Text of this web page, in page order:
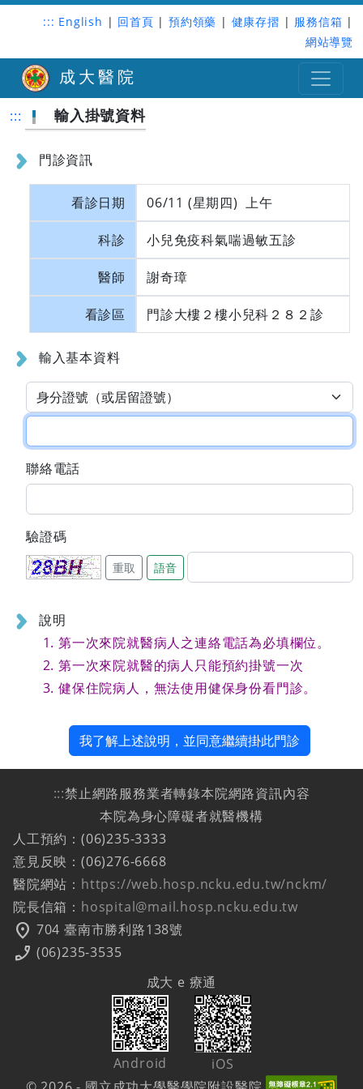
::: English | 回首頁 | 預約領藥 | 健康存摺 | 服務信箱 |
網站導覽
成大醫院
::: 輸入掛號資料
門診資訊
看診日期 06/11 (星期四) 上午
科診 小兒免疫科氣喘過敏五診
醫師 謝奇璋
看診區 門診大樓２樓小兒科２８２診
輸入基本資料
聯絡電話
驗證碼
重取 語音
說明
第一次來院就醫病人之連絡電話為必填欄位。
第一次來院就醫的病人只能預約掛號一次
健保住院病人，無法使用健保身份看門診。
我了解上述說明，並同意繼續掛此門診
:::禁止網路服務業者轉錄本院網路資訊內容
本院為身心障礙者就醫機構
人工預約：(06)235-3333
意見反映：(06)276-6668
醫院網站： https://web.hosp.ncku.edu.tw/nckm/
院長信箱： hospital@mail.hosp.ncku.edu.tw
location_on 704 臺南市勝利路138號
phone_enabled (06)235-3535
成大 e 療通
Android
iOS